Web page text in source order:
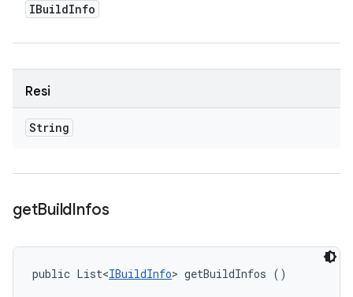
IBuildInfo
Resi
String
getBuildInfos
public List<IBuildInfo> getBuildInfos ()